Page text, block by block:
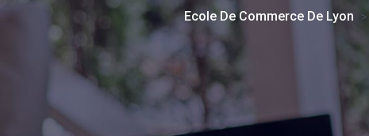
Ecole De Commerce De Lyon >